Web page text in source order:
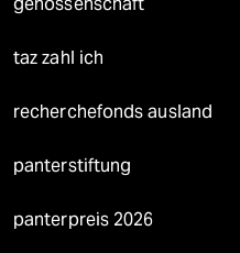
taz zahl ich
recherchefonds ausland
panterstiftung
panterpreis 2026